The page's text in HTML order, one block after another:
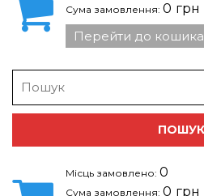
Сума замовлення: 0 грн
Перейти до кошика
for:
Місць замовлено: 0
Сума замовлення: 0 грн